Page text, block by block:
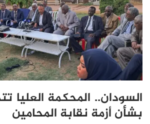
السودان.. المحكمة العليا
بشأن أزمة نقابة المحامين